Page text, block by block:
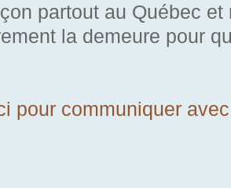
partout au Québec
la demeure pour
pour communiquer